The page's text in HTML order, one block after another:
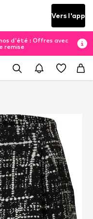
Vers l'app
d'été : Offres avec
remise